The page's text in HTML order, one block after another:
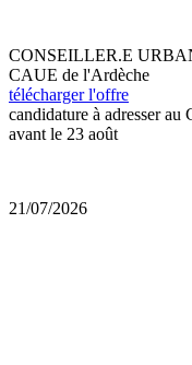
CONSEILLER.E
CAUE de l'Ardèche
télécharger l'offre
candidature à adresser
avant le 23 août
21/07/2026